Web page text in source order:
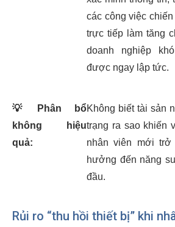
các công việc
trực tiếp làm tăng
doanh nghiệp
được ngay lập tức.
💡
Phân bổ
không hiệu
quả:
Không biết tài sản
trạng ra sao khiến
nhân viên mới trở
hưởng đến năng
đầu.
Rủi ro “thu hồi thiết bị” khi